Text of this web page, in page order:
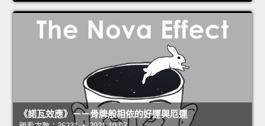
《諾瓦效應》－－骨牌般相依的好運與厄運